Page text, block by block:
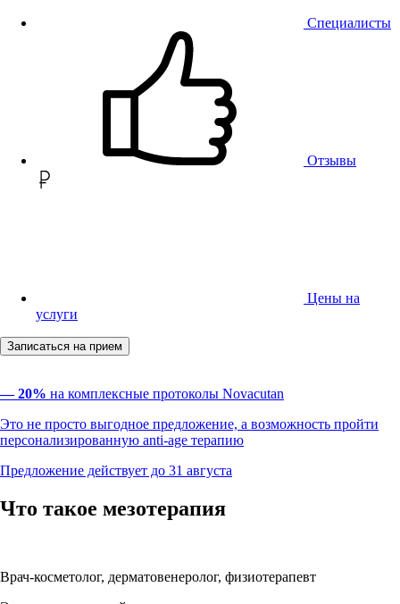
Специалисты
Отзывы
Цены на
услуги
Записаться на прием
— 20% на комплексные протоколы Novacutan
Это не просто выгодное предложение, а возможность пройти
персонализированную anti-age терапию
Предложение действует до 31 августа
Что такое мезотерапия
Врач-косметолог, дерматовенеролог, физиотерапевт